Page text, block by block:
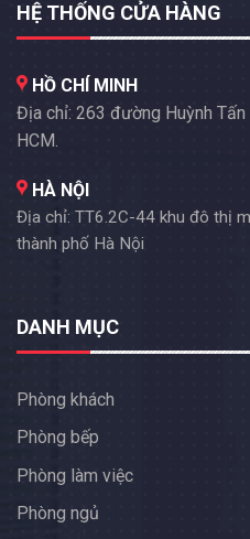
HỆ THỐNG CỬA HÀNG
HỒ CHÍ MINH
Địa chỉ: 263 đường Huỳnh Tấn
HCM.
HÀ NỘI
Địa chỉ: TT6.2C-44 khu đô thị
thành phố Hà Nội
DANH MỤC
Phòng khách
Phòng bếp
Phòng làm việc
Phòng ngủ